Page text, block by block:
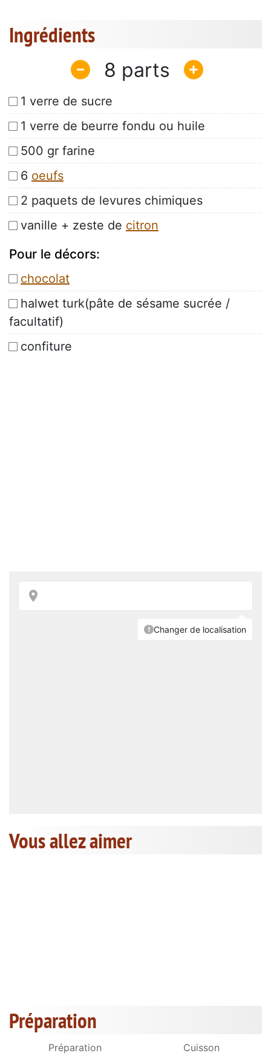
Ingrédients
8
1 verre de sucre
1 verre de beurre fondu ou huile
500 gr farine
6 oeufs
2 paquets de levures chimiques
vanille + zeste de citron
Pour le décors:
chocolat
halwet turk(pâte de sésame sucrée /
facultatif)
confiture
Vous allez aimer
Préparation
Préparation Cuisson